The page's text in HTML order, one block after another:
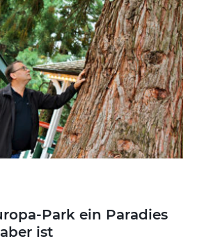
Park ein Paradies
ist